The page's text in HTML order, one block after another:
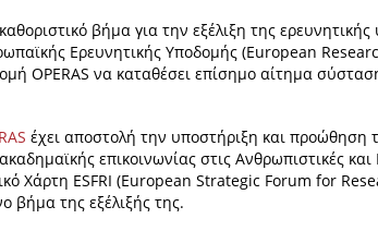
βήμα για την εξέλιξη της
Ερευνητικής Υποδομής (European
OPERAS να καταθέσει επίσημο αίτημα
έχει αποστολή την υποστήριξη και προώθηση
επικοινωνίας στις Ανθρωπιστικές
Χάρτη ESFRI (European Strategic Forum for
βήμα της εξέλιξής της.